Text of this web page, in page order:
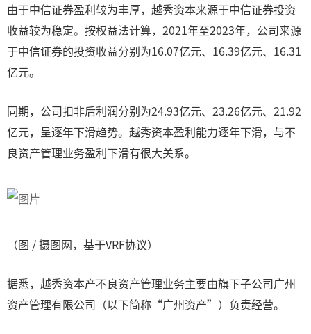
由于中信证券盈利较为丰厚，越秀资本来源于中信证券投资
收益较为稳定。按权益法计算，2021年至2023年，公司来源
于中信证券的投资收益分别为16.07亿元、16.39亿元、16.31
亿元。
同期，公司扣非后利润分别为24.93亿元、23.26亿元、21.92
亿元，呈逐年下滑趋势。越秀资本盈利能力逐年下滑，与不
良资产管理业务盈利下滑有很大关系。
（图 / 摄图网，基于VRF协议）
据悉，越秀资本产不良资产管理业务主要由旗下子公司广州
资产管理有限公司（以下简称“广州资产”）负责经营。